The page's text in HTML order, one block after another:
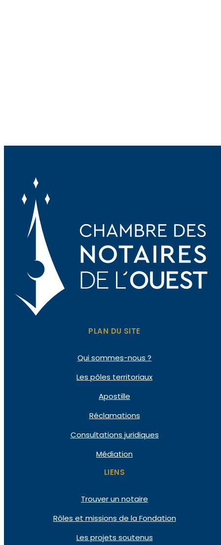
PLAN DU SITE
Quisommes-nous ?
Les pôles territoriaux
Apostille
Réclamations
Consultations juridiques
Médiation
LIENS
Trouver un notaire
Rôles et missions de la Fondation
Les projets soutenus